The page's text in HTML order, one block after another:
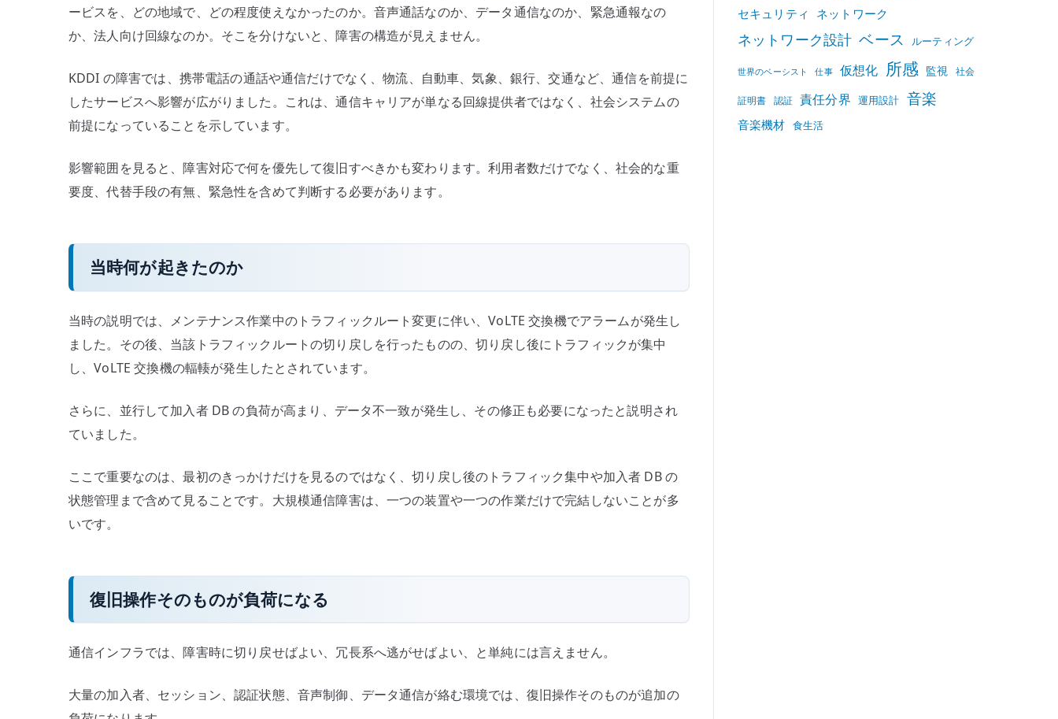
ービスを、どの地域で、どの程度使えなかったのか。音声通話なのか、データ通信なのか、緊急通報なの
か、法人向け回線なのか。そこを分けないと、障害の構造が見えません。
KDDI の障害では、携帯電話の通話や通信だけでなく、物流、自動車、気象、銀行、交通など、通信を前提に
したサービスへ影響が広がりました。これは、通信キャリアが単なる回線提供者ではなく、社会システムの
前提になっていることを示しています。
影響範囲を見ると、障害対応で何を優先して復旧すべきかも変わります。利用者数だけでなく、社会的な重
要度、代替手段の有無、緊急性を含めて判断する必要があります。
当時何が起きたのか
当時の説明では、メンテナンス作業中のトラフィックルート変更に伴い、VoLTE 交換機でアラームが発生し
ました。その後、当該トラフィックルートの切り戻しを行ったものの、切り戻し後にトラフィックが集中
し、VoLTE 交換機の輻輳が発生したとされています。
さらに、並行して加入者 DB の負荷が高まり、データ不一致が発生し、その修正も必要になったと説明され
ていました。
ここで重要なのは、最初のきっかけだけを見るのではなく、切り戻し後のトラフィック集中や加入者 DB の
状態管理まで含めて見ることです。大規模通信障害は、一つの装置や一つの作業だけで完結しないことが多
いです。
復旧操作そのものが負荷になる
通信インフラでは、障害時に切り戻せばよい、冗長系へ逃がせばよい、と単純には言えません。
大量の加入者、セッション、認証状態、音声制御、データ通信が絡む環境では、復旧操作そのものが追加の
セキュリティ ネットワーク
ネットワーク設計 ベース ルーティング
世界のベーシスト 仕事 仮想化 所感 監視 社会
証明書 認証 責任分界 運用設計 音楽
音楽機材 食生活